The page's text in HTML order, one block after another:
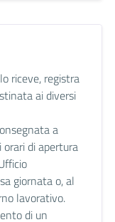
riceve, registra
ai diversi
a
di apertura
giornata o, al
lavorativo.
di un